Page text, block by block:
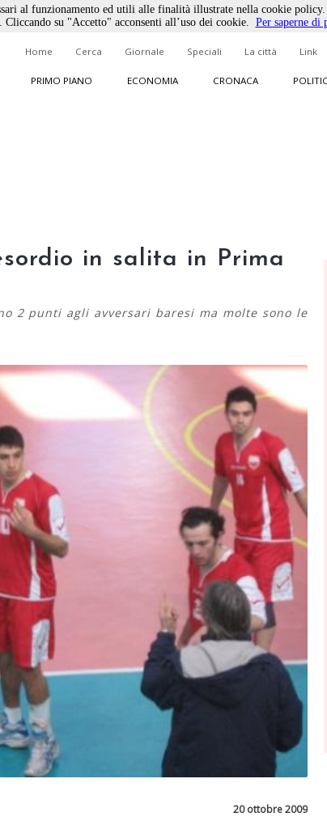
Home Cerca Giornale Speciali La città Link
PRIMO PIANO ECONOMIA CRONACA
in salita in Prima
2 punti agli avversari baresi ma molte sono le
20 ottobre 2009
al funzionamento ed utili alle finalità illustrate nella cookie
Cliccando su "Accetto" acconsenti all’uso dei cookie. Per saperne di